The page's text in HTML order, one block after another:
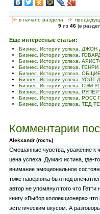
[<— в начало раздела <-
9из 46(в
Ещё интересные статьи:
Бизнес. Истории успеха.
Бизнес. Истории успеха.
Бизнес. Истории успеха.
Бизнес. Истории успеха.
Бизнес. Истории успеха.
Бизнес. Истории успеха. УОЛТ
Бизнес. Истории успеха. СЭМ
Бизнес. Истории успеха.
Бизнес. Истории успеха. РОСС
Бизнес. Истории успеха. ТЕД
Комментарии
Alekxandr (гость)
Смешанные чувства, уважение к
цена успеха. Думаю истина, где-
внимание эмоциональное
тоже наверняка был под
автор не упомянул того что
книгу «Выбор коллекционера» что
эстетическим вкусом. А